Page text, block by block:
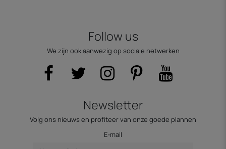
Follow us
We zijn ook aanwezig op sociale netwerken
Newsletter
Volg ons nieuws en profiteer van onze goede plannen
E-mail